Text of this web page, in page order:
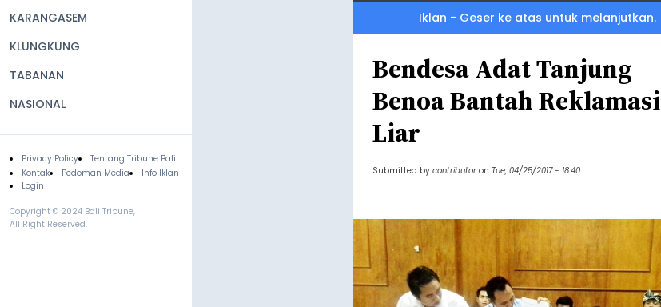
KARANGASEM
KLUNGKUNG
TABANAN
NASIONAL
Footer
Privacy Policy
Tentang Tribune Bali
Kontak
Pedoman Media
Info Iklan
Login
Copyright © 2024 Bali Tribune,
All Right Reserved.
Iklan - Geser ke atas untuk melanjutkan.
Bendesa Adat Tanjung
Benoa Bantah Reklamasi
Liar
Submitted by contributor on Tue, 04/25/2017 - 18:40